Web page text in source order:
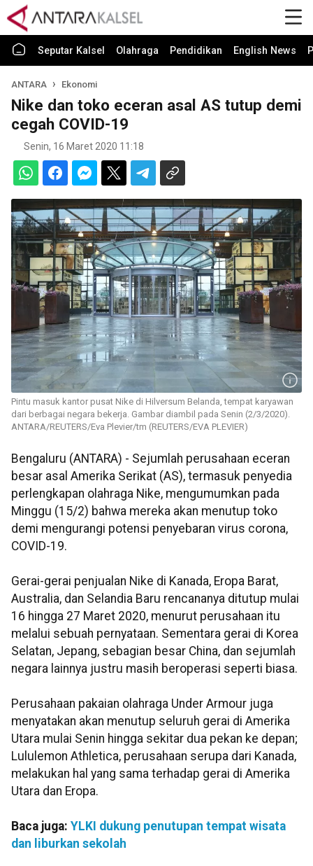
Seputar Kalsel Olahraga Pendidikan English News
ANTARA Ekonomi
Nike dan toko eceran asal AS tutup demi
cegah COVID-19
Senin, 16 Maret 2020 11:18
Pintu masuk kantor pusat Nike di Hilversum Belanda, tempat karyawan
dari berbagai negara bekerja. Gambar diambil pada Senin (2/3/2020).
ANTARA/REUTERS/Eva Plevier/tm (REUTERS/EVA PLEVIER)
Bengaluru (ANTARA) - Sejumlah perusahaan eceran
besar asal Amerika Serikat (AS), termasuk penyedia
perlengkapan olahraga Nike, mengumumkan pada
Minggu (15/2) bahwa mereka akan menutup toko
demi mengurangi potensi penyebaran virus corona,
COVID-19.
Gerai-gerai penjualan Nike di Kanada, Eropa Barat,
Australia, dan Selandia Baru rencananya ditutup mulai
16 hingga 27 Maret 2020, menurut perusahaan itu
melalui sebuah pernyataan. Sementara gerai di Korea
Selatan, Jepang, sebagian besar China, dan sejumlah
negara lainnya justru masih beroperasi seperti biasa.
Perusahaan pakaian olahraga Under Armour juga
menyatakan akan menutup seluruh gerai di Amerika
Utara mulai Senin hingga sekitar dua pekan ke depan;
Lululemon Athletica, perusahaan serupa dari Kanada,
melakukan hal yang sama terhadap gerai di Amerika
Utara dan Eropa.
Baca juga: YLKI dukung penutupan tempat wisata
dan liburkan sekolah